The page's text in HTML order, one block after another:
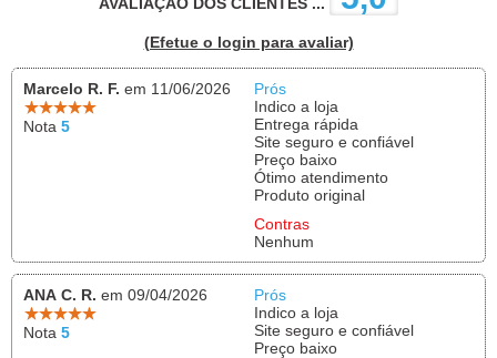
(Efetue o login para avaliar)
Marcelo R. F. em 11/06/2026
Nota 5
Prós
Indico a loja
Entrega rápida
Site seguro e confiável
Preço baixo
Ótimo atendimento
Produto original
Contras
Nenhum
ANA C. R. em 09/04/2026
Nota 5
Prós
Indico a loja
Site seguro e confiável
Preço baixo